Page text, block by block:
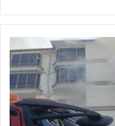
ı
r
k
k
a